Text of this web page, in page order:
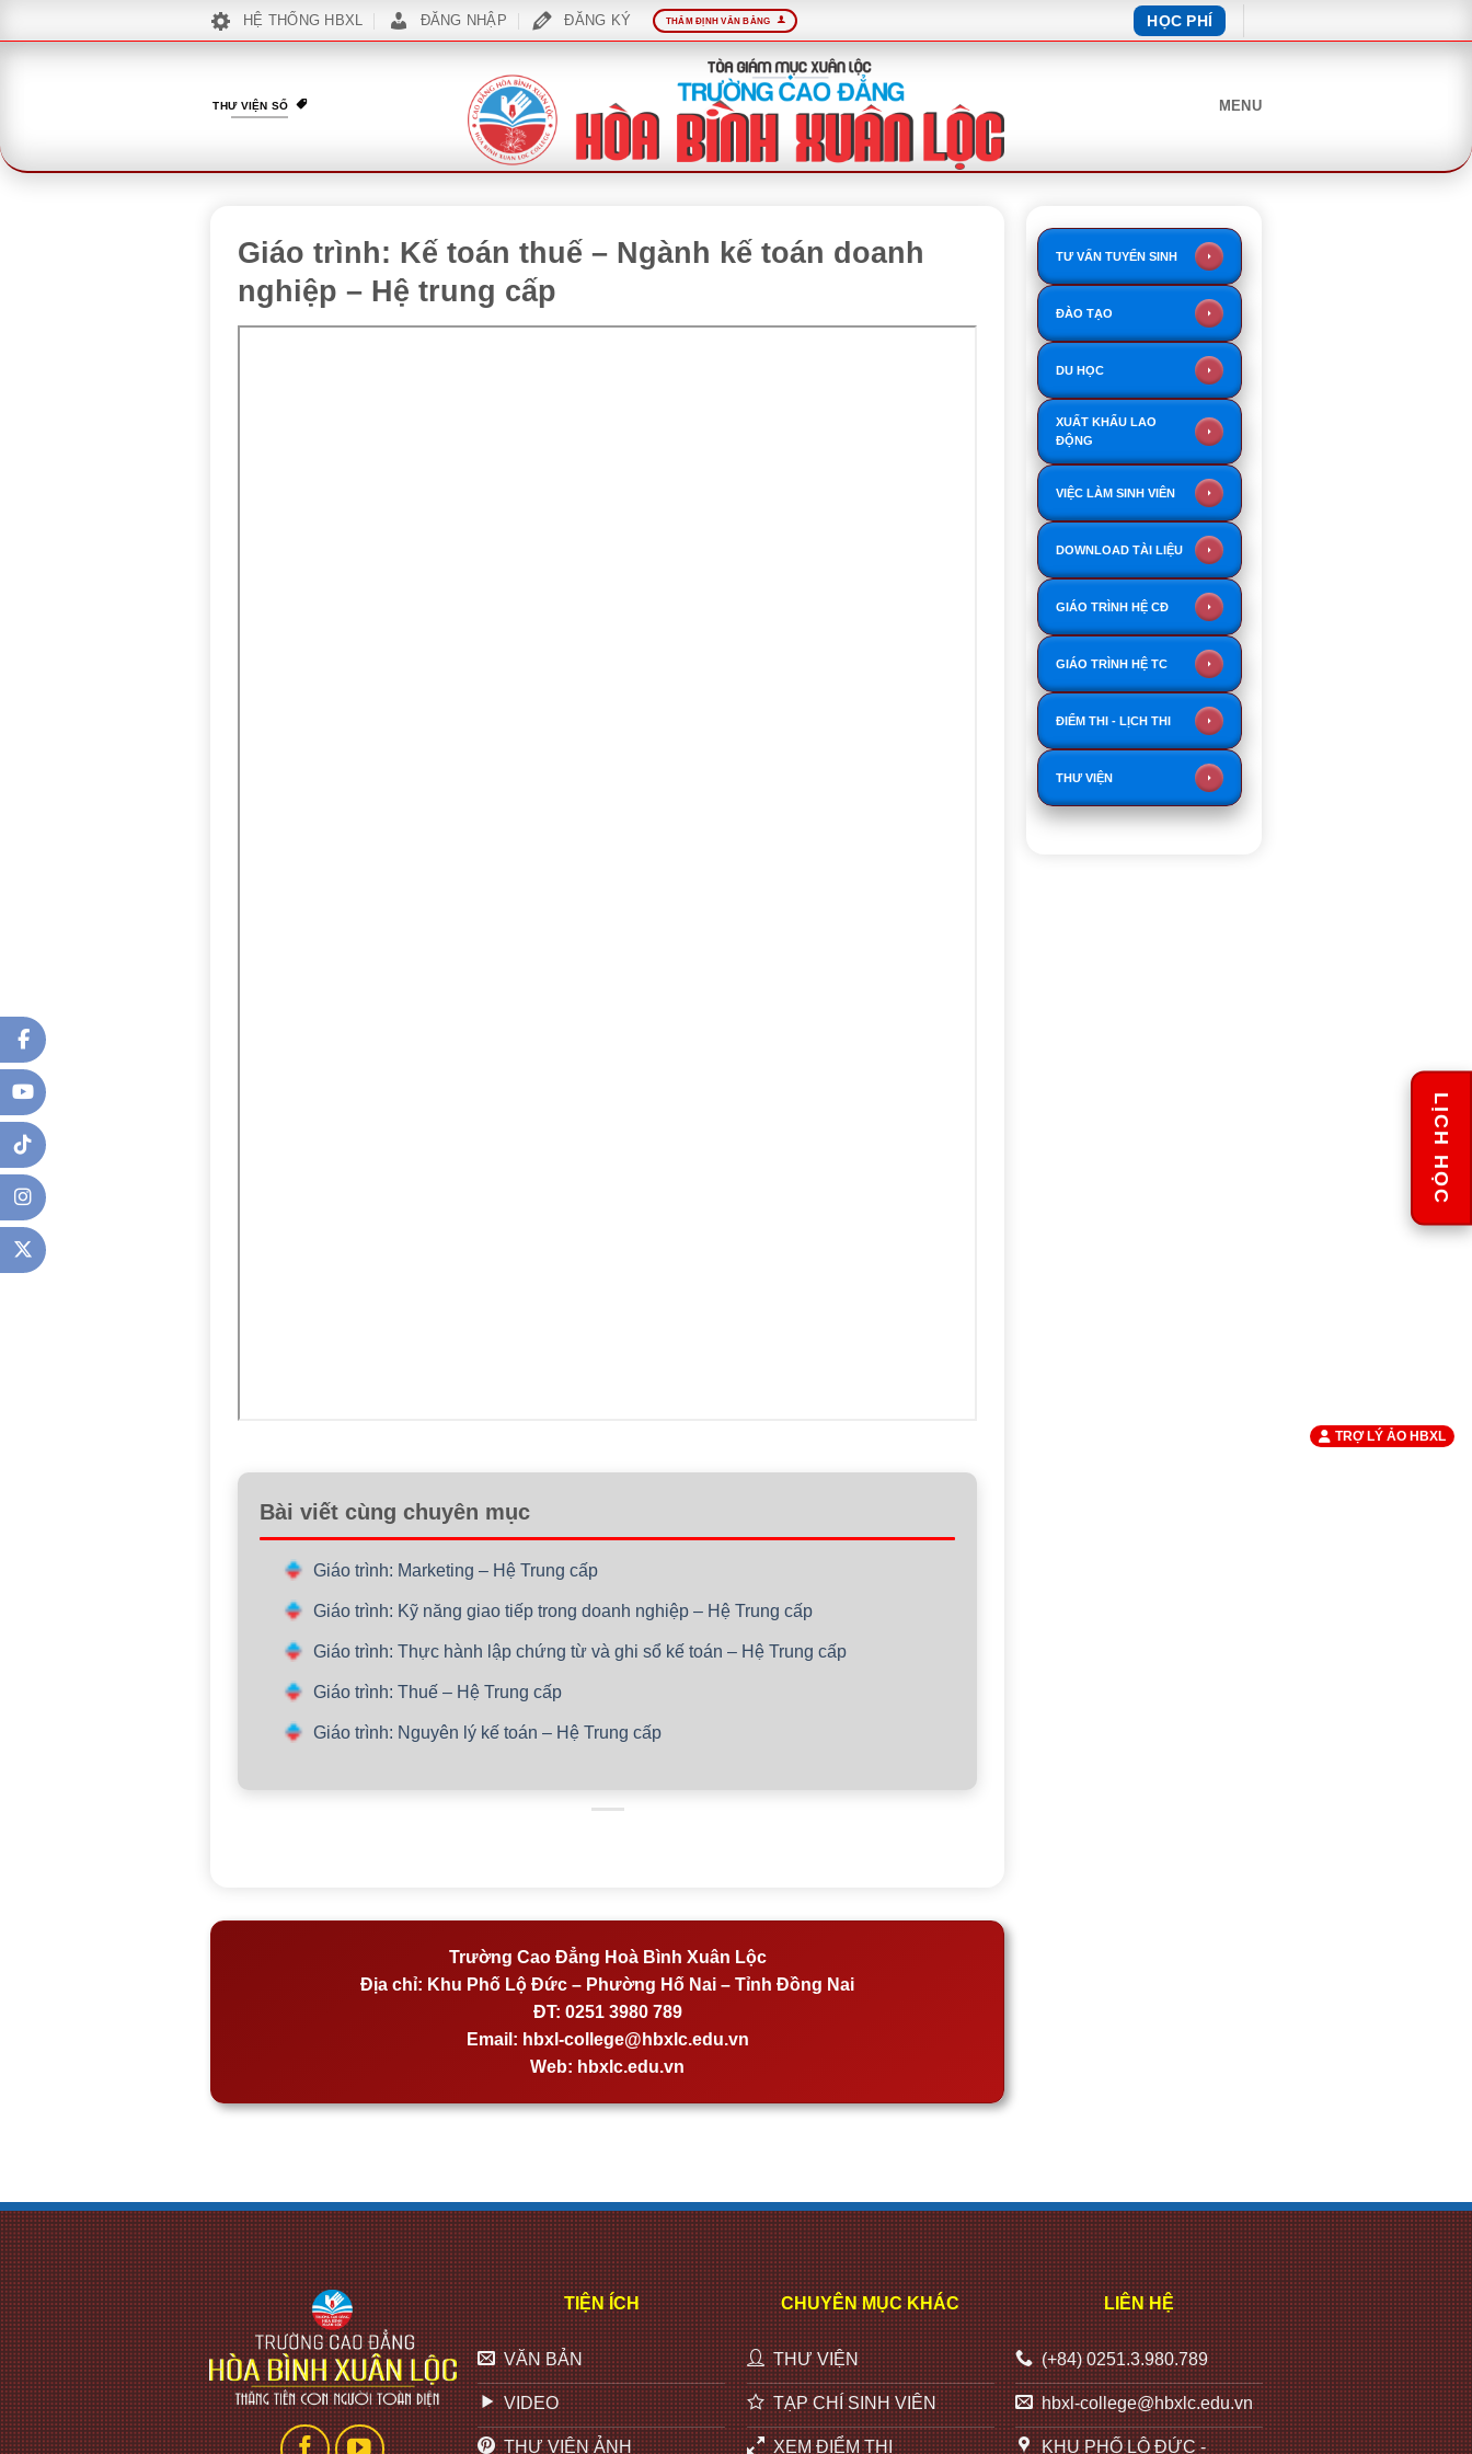
qua
HỆ THỐNG HBXL ĐĂNG NHẬP ĐĂNG KÝ THẨM ĐỊNH VĂN BẰNG HỌC PHÍ
THƯ VIỆN SỐ MENU
Giáo trình: Kế toán thuế – Ngành kế toán doanh
nghiệp – Hệ trung cấp
Bài viết cùng chuyên mục
Giáo trình: Marketing – Hệ Trung cấp
Giáo trình: Kỹ năng giao tiếp trong doanh nghiệp – Hệ Trung cấp
Giáo trình: Thực hành lập chứng từ và ghi sổ kế toán – Hệ Trung cấp
Giáo trình: Thuế – Hệ Trung cấp
Giáo trình: Nguyên lý kế toán – Hệ Trung cấp
Trường Cao Đẳng Hoà Bình Xuân Lộc
Địa chỉ: Khu Phố Lộ Đức – Phường Hố Nai – Tỉnh Đồng Nai
ĐT: 0251 3980 789
Email: hbxl-college@hbxlc.edu.vn
Web: hbxlc.edu.vn
TƯ VẤN TUYỂN SINH
ĐÀO TẠO
DU HỌC
XUẤT KHẨU LAO
ĐỘNG
VIỆC LÀM SINH VIÊN
DOWNLOAD TÀI LIỆU
GIÁO TRÌNH HỆ CĐ
GIÁO TRÌNH HỆ TC
ĐIỂM THI - LỊCH THI
THƯ VIỆN
TIỆN ÍCH
VĂN BẢN
VIDEO
THƯ VIỆN ẢNH
CHUYÊN MỤC KHÁC
THƯ VIỆN
TẠP CHÍ SINH VIÊN
XEM ĐIỂM THI
LIÊN HỆ
(+84) 0251.3.980.789
hbxl-college@hbxlc.edu.vn
KHU PHỐ LỘ ĐỨC -
LỊCH HỌC
TRỢ LÝ ẢO HBXL